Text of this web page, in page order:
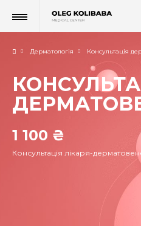
Дерматологія Консультація
1 100 ₴
Консультація лікаря-